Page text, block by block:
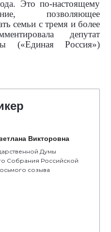
Это по-настоящему
позволяющее
семьи с тремя и более
депутат
(«Единая Россия»)
Викторовна
Думы
Собрания Российской
созыва